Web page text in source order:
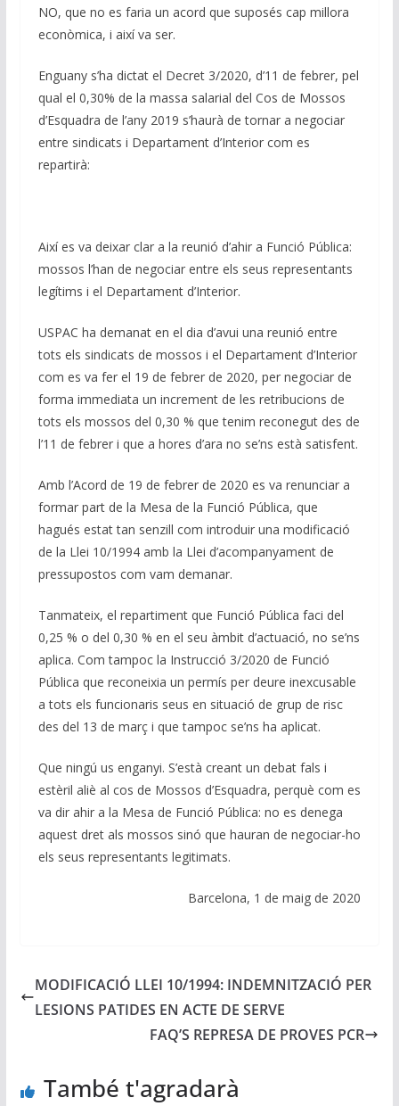
NO, que no es faria un acord que suposés cap millora
econòmica, i així va ser.
Enguany s’ha dictat el Decret 3/2020, d’11 de febrer, pel
qual el 0,30% de la massa salarial del Cos de Mossos
d’Esquadra de l’any 2019 s’haurà de tornar a negociar
entre sindicats i Departament d’Interior com es
repartirà:
Així es va deixar clar a la reunió d’ahir a Funció Pública:
mossos l’han de negociar entre els seus representants
legítims i el Departament d’Interior.
USPAC ha demanat en el dia d’avui una reunió entre
tots els sindicats de mossos i el Departament d’Interior
com es va fer el 19 de febrer de 2020, per negociar de
forma immediata un increment de les retribucions de
tots els mossos del 0,30 % que tenim reconegut des de
l’11 de febrer i que a hores d’ara no se’ns està satisfent.
Amb l’Acord de 19 de febrer de 2020 es va renunciar a
formar part de la Mesa de la Funció Pública, que
hagués estat tan senzill com introduir una modificació
de la Llei 10/1994 amb la Llei d’acompanyament de
pressupostos com vam demanar.
Tanmateix, el repartiment que Funció Pública faci del
0,25 % o del 0,30 % en el seu àmbit d’actuació, no se’ns
aplica. Com tampoc la Instrucció 3/2020 de Funció
Pública que reconeixia un permís per deure inexcusable
a tots els funcionaris seus en situació de grup de risc
des del 13 de març i que tampoc se’ns ha aplicat.
Que ningú us enganyi. S’està creant un debat fals i
estèril aliè al cos de Mossos d’Esquadra, perquè com es
va dir ahir a la Mesa de Funció Pública: no es denega
aquest dret als mossos sinó que hauran de negociar-ho
els seus representants legitimats.
Barcelona, 1 de maig de 2020
MODIFICACIÓ LLEI 10/1994: INDEMNITZACIÓ PER
LESIONS PATIDES EN ACTE DE SERVE
FAQ’S REPRESA DE PROVES PCR
També t'agradarà